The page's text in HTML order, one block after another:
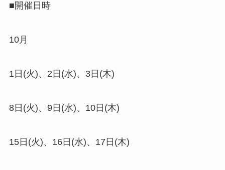
■開催日時
10月
1日(火)、2日(水)、3日(木)
8日(火)、9日(水)、10日(木)
15日(火)、16日(水)、17日(木)